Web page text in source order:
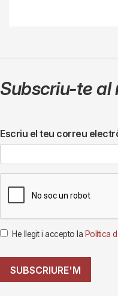
Subscriu-te al
Escriu el teu correu
He llegit i accepto la Política
SUBSCRIURE'M